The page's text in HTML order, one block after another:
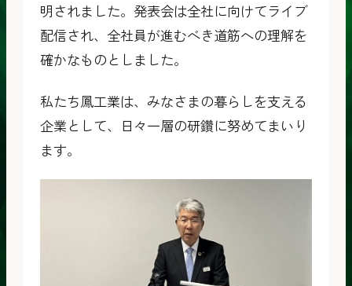
明されました。発表会は全社に向けてライブ
配信され、全社員が進むべき道筋への理解を
確かなものとしました。
私たち鳳工業は、みなさまの暮らしを支える
企業として、日々一層の研鑽に努めてまいり
ます。